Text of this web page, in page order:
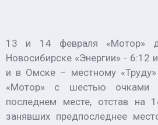
13 и 14 февраля «Мотор»
Новосибирске «Энергии» - 6:12
и в Омске – местному
«Мотор» с шестью очками
последнем месте, отстав на
занявших предпоследнее